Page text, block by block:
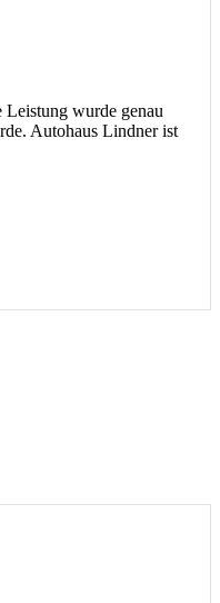
Leistung wurde genau
Autohaus Lindner ist